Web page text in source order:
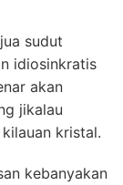
sudut
idiosinkratis
akan
jikalau
kristal.
kebanyakan